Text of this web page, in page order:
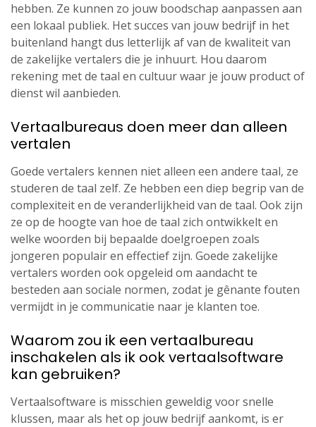
hebben. Ze kunnen zo jouw boodschap aanpassen aan
een lokaal publiek. Het succes van jouw bedrijf in het
buitenland hangt dus letterlijk af van de kwaliteit van
de zakelijke vertalers die je inhuurt. Hou daarom
rekening met de taal en cultuur waar je jouw product of
dienst wil aanbieden.
Vertaalbureaus doen meer dan alleen
vertalen
Goede vertalers kennen niet alleen een andere taal, ze
studeren de taal zelf. Ze hebben een diep begrip van de
complexiteit en de veranderlijkheid van de taal. Ook zijn
ze op de hoogte van hoe de taal zich ontwikkelt en
welke woorden bij bepaalde doelgroepen zoals
jongeren populair en effectief zijn. Goede zakelijke
vertalers worden ook opgeleid om aandacht te
besteden aan sociale normen, zodat je gênante fouten
vermijdt in je communicatie naar je klanten toe.
Waarom zou ik een vertaalbureau
inschakelen als ik ook vertaalsoftware
kan gebruiken?
Vertaalsoftware is misschien geweldig voor snelle
klussen, maar als het op jouw bedrijf aankomt, is er